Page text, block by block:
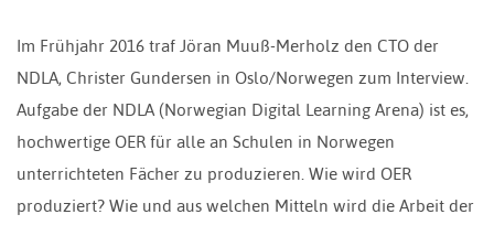
Im Frühjahr 2016 traf Jöran Muuß-Merholz den CTO der
NDLA, Christer Gundersen in Oslo/Norwegen zum Interview.
Aufgabe der NDLA (Norwegian Digital Learning Arena) ist es,
hochwertige OER für alle an Schulen in Norwegen
unterrichteten Fächer zu produzieren. Wie wird OER
produziert? Wie und aus welchen Mitteln wird die Arbeit der